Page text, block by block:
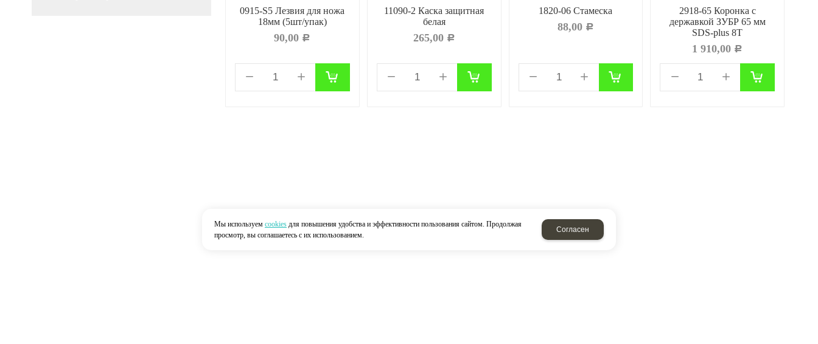
0915-S5 Лезвия для ножа
18мм (5шт/упак)
90,00 Р
11090-2 Каска защитная
белая
265,00 Р
1820-06 Стамеска
88,00 Р
2918-65 Коронка c
державкой ЗУБР 65 мм
SDS-plus 8Т
1 910,00 Р
Мы используем cookies для повышения удобства и эффективности пользования сайтом. Продолжая
просмотр, вы соглашаетесь с их использованием.
Согласен